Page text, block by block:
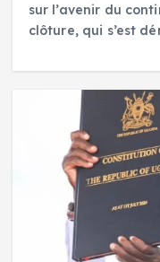
sur l’avenir du
clôture, qui s’est